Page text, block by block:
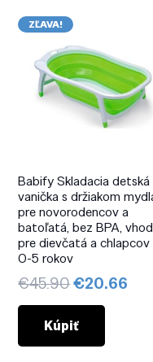
ZĽAVA!
Babify Skladacia detská
vanička s držiakom
pre novorodencov a
batoľatá, bez BPA,
pre dievčatá a chlapcov
0-5 rokov
€45.90Pôvodná
cena
bola:
€45.90.
€20.66
Kúpiť